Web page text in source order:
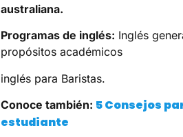
australiana.
Programas de inglés: Inglés
propósitos académicos
inglés para Baristas.
Conoce también: 5 Consejos
estudiante